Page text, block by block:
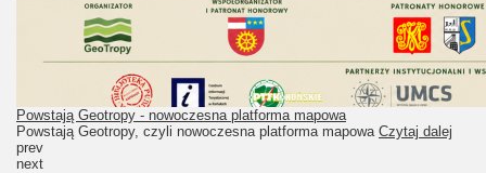
Powstają Geotropy - nowoczesna platforma mapowa
Powstają Geotropy, czyli nowoczesna platforma mapowa Czytaj dalej
prev
next